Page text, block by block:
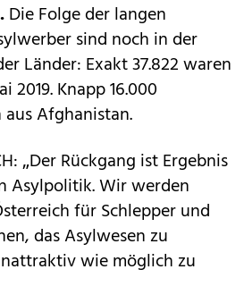
Die Folge der langen
sind noch in der
Länder: Exakt 37.822 waren
2019. Knapp 16.000
Afghanistan.
„Der Rückgang ist Ergebnis
Asylpolitik. Wir werden
für Schlepper und
das Asylwesen zu
wie möglich zu